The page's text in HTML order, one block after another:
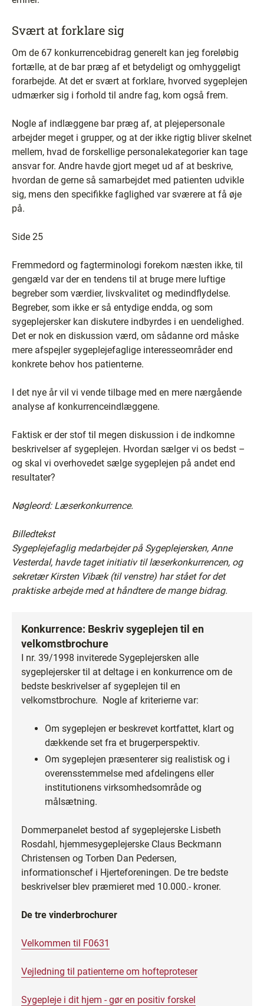
Svært at forklare sig
Om de 67 konkurrencebidrag generelt kan jeg foreløbig
fortælle, at de bar præg af et betydeligt og omhyggeligt
forarbejde. At det er svært at forklare, hvorved sygeplejen
udmærker sig i forhold til andre fag, kom også frem.
Nogle af indlæggene bar præg af, at plejepersonale
arbejder meget i grupper, og at der ikke rigtig bliver skelnet
mellem, hvad de forskellige personalekategorier kan tage
ansvar for. Andre havde gjort meget ud af at beskrive,
hvordan de gerne så samarbejdet med patienten udvikle
sig, mens den specifikke faglighed var sværere at få øje
på.
Side 25
Fremmedord og fagterminologi forekom næsten ikke, til
gengæld var der en tendens til at bruge mere luftige
begreber som værdier, livskvalitet og medindflydelse.
Begreber, som ikke er så entydige endda, og som
sygeplejersker kan diskutere indbyrdes i en uendelighed.
Det er nok en diskussion værd, om sådanne ord måske
mere afspejler sygeplejefaglige interesseområder end
konkrete behov hos patienterne.
I det nye år vil vi vende tilbage med en mere nærgående
analyse af konkurrenceindlæggene.
Faktisk er der stof til megen diskussion i de indkomne
beskrivelser af sygeplejen. Hvordan sælger vi os bedst –
og skal vi overhovedet sælge sygeplejen på andet end
resultater?
Nøgleord: Læserkonkurrence.
Billedtekst
Sygeplejefaglig medarbejder på Sygeplejersken, Anne
Vesterdal, havde taget initiativ til læserkonkurrencen, og
sekretær Kirsten Vibæk (til venstre) har stået for det
praktiske arbejde med at håndtere de mange bidrag.
Konkurrence: Beskriv sygeplejen til en
velkomstbrochure
I nr. 39/1998 inviterede Sygeplejersken alle
sygeplejersker til at deltage i en konkurrence om de
bedste beskrivelser af sygeplejen til en
velkomstbrochure. Nogle af kriterierne var:
Om sygeplejen er beskrevet kortfattet, klart og
dækkende set fra et brugerperspektiv.
Om sygeplejen præsenterer sig realistisk og i
overensstemmelse med afdelingens eller
institutionens virksomhedsområde og
målsætning.
Dommerpanelet bestod af sygeplejerske Lisbeth
Rosdahl, hjemmesygeplejerske Claus Beckmann
Christensen og Torben Dan Pedersen,
informationschef i Hjerteforeningen. De tre bedste
beskrivelser blev præmieret med 10.000.- kroner.
De tre vinderbrochurer
Velkommen til F0631
Vejledning til patienterne om hofteproteser
Sygepleje i dit hjem - gør en positiv forskel